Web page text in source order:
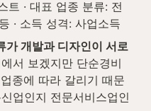
트 · 대표 업종 분류: 전
· 소득 성격: 사업소득
가 개발과 디자인이 서로
서 보겠지만 단순경비
종에 따라 갈리기 때문
업인지 전문서비스업인